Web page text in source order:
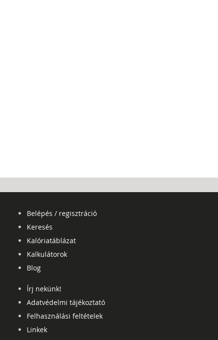
Belépés / regisztráció
Keresés
Kalóriatáblázat
Kalkulátorok
Blog
Írj nekünk!
Adatvédelmi tájékoztató
Felhasználási feltételek
Linkek